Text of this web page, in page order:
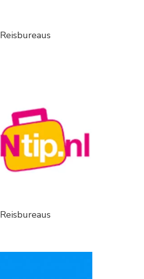
Reisbureaus
Reisbureaus